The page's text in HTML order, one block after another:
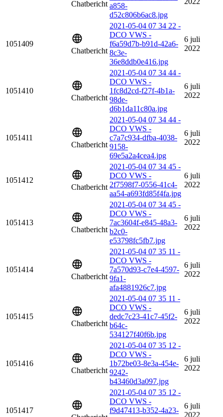
Chatbericht a858-
d52c806b6ac8.jpg
1051409
Chatbericht
2021-05-04 07 34 22 -
DCO VWS -
f6a59d7b-b91d-42a6-
8c3e-
36e8ddb0e416.jpg
6 juli
2022
1051410
Chatbericht
2021-05-04 07 34 44 -
DCO VWS -
1fc8d2cd-f27f-4b1a-
98de-
d6b1da11c80a.jpg
6 juli
2022
1051411
Chatbericht
2021-05-04 07 34 44 -
DCO VWS -
c7a7c934-dfba-4038-
9158-
69e5a2a4cea4.jpg
6 juli
2022
1051412
Chatbericht
2021-05-04 07 34 45 -
DCO VWS -
2f7598f7-0556-41c4-
aa54-a693fd85f4fa.jpg
6 juli
2022
1051413
Chatbericht
2021-05-04 07 34 45 -
DCO VWS -
7ac3604f-e845-48a3-
b2c0-
e53798fc5fb7.jpg
6 juli
2022
1051414
Chatbericht
2021-05-04 07 35 11 -
DCO VWS -
7a570d93-c7e4-4597-
9fa1-
afa4881926c7.jpg
6 juli
2022
1051415
Chatbericht
2021-05-04 07 35 11 -
DCO VWS -
dedc7c23-41c7-45f2-
b64c-
534127f40f6b.jpg
6 juli
2022
1051416
Chatbericht
2021-05-04 07 35 12 -
DCO VWS -
1b72be03-8e3a-454e-
9242-
b43460d3a097.jpg
6 juli
2022
1051417
2021-05-04 07 35 12 -
DCO VWS -
f9d47413-b352-4a23-
6 juli
2022